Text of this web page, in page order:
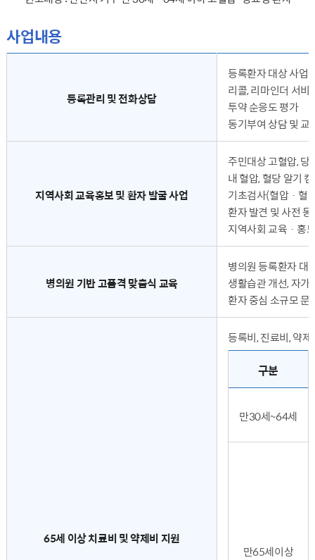
사업내용
등록관리 및 전화상담
등록환자 대상 사업
리콜, 리마인더 서
투약 순응도 평가
동기부여 상담 및 교
지역사회 교육홍보 및 환자 발굴 사업
주민대상 고혈압, 당
내 혈압, 혈당 알기
기초검사(혈압ㆍ혈
환자 발견 및 사전
지역사회 교육ㆍ홍
병의원 기반 고품격 맞춤식 교육
병의원 등록환자 대
생활습관 개선, 자가
환자 중심 소규모 문
65세 이상 치료비 및 약제비 지원
등록비, 진료비, 약
구분
만30세~64세
만65세이상